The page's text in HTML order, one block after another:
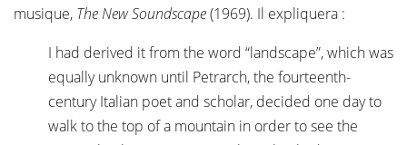
musique, The New Soundscape(1969). Il expliquera :
I had derived it from the word “landscape”, which was
equally unknown until Petrarch, the fourteenth-
century Italian poet and scholar, decided one day to
walk to the top of a mountain in order to see the